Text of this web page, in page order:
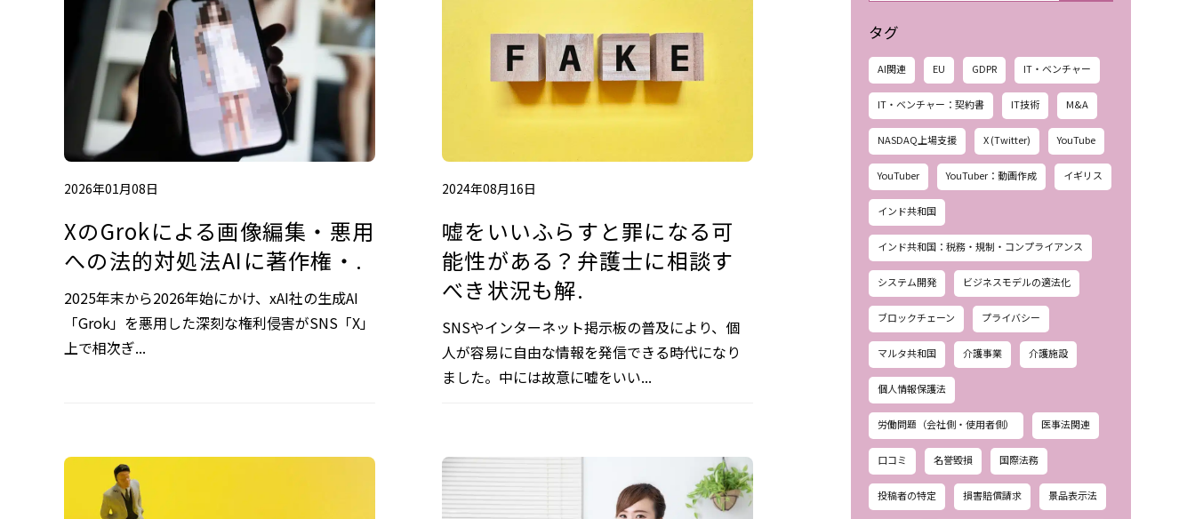
2026年01月08日
XのGrokによる画像編集・悪用
への法的対処法――AIに著作権・.
2025年末から2026年始にかけ、xAI社の生成AI
「Grok」を悪用した深刻な権利侵害がSNS「X」
上で相次ぎ...
2024年08月16日
嘘をいいふらすと罪になる可
能性がある？弁護士に相談す
べき状況も解.
SNSやインターネット掲示板の普及により、個
人が容易に自由な情報を発信できる時代になり
ました。中には故意に嘘をいい...
タグ
AI関連 EU GDPR IT・ベンチャー
IT・ベンチャー：契約書 IT技術 M&A
NASDAQ上場支援 X (Twitter) YouTube
YouTuber YouTuber：動画作成 イギリス
インド共和国
インド共和国：税務・規制・コンプライアンス
システム開発 ビジネスモデルの適法化
ブロックチェーン プライバシー
マルタ共和国 介護事業 介護施設
個人情報保護法
労働問題（会社側・使用者側） 医事法関連
口コミ 名誉毀損 国際法務
投稿者の特定 損害賠償請求 景品表示法